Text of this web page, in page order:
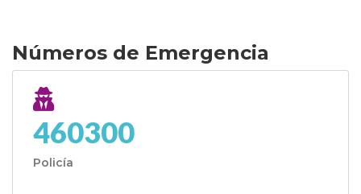
Números de Emergencia
460300
Policía